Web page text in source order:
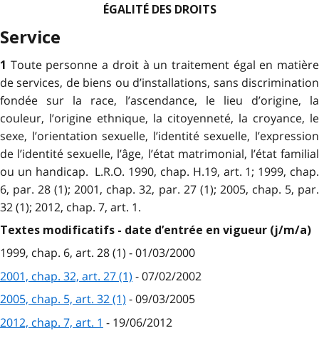
ÉGALITÉ DES DROITS
Service
1 Toute personne a droit à un traitement égal en matière
de services, de biens ou d’installations, sans discrimination
fondée sur la race, l’ascendance, le lieu d’origine, la
couleur, l’origine ethnique, la citoyenneté, la croyance, le
sexe, l’orientation sexuelle, l’identité sexuelle, l’expression
de l’identité sexuelle, l’âge, l’état matrimonial, l’état familial
ou un handicap. L.R.O. 1990, chap. H.19, art. 1; 1999, chap.
6, par. 28 (1); 2001, chap. 32, par. 27 (1); 2005, chap. 5, par.
32 (1); 2012, chap. 7, art. 1.
Textes modificatifs - date d’entrée en vigueur (j/m/a)
1999, chap. 6, art. 28 (1) - 01/03/2000
2001, chap. 32, art. 27 (1) - 07/02/2002
2005, chap. 5, art. 32 (1) - 09/03/2005
2012, chap. 7, art. 1 - 19/06/2012